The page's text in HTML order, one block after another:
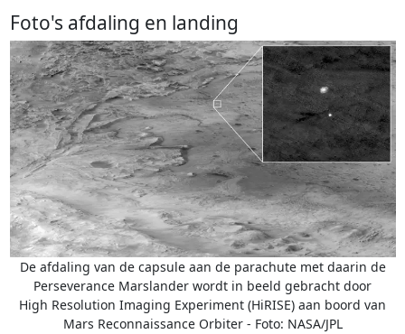
Foto's afdaling en landing
De afdaling van de capsule aan de parachute met daarin de
Perseverance Marslander wordt in beeld gebracht door
High Resolution Imaging Experiment (HiRISE) aan boord van
Mars Reconnaissance Orbiter - Foto: NASA/JPL